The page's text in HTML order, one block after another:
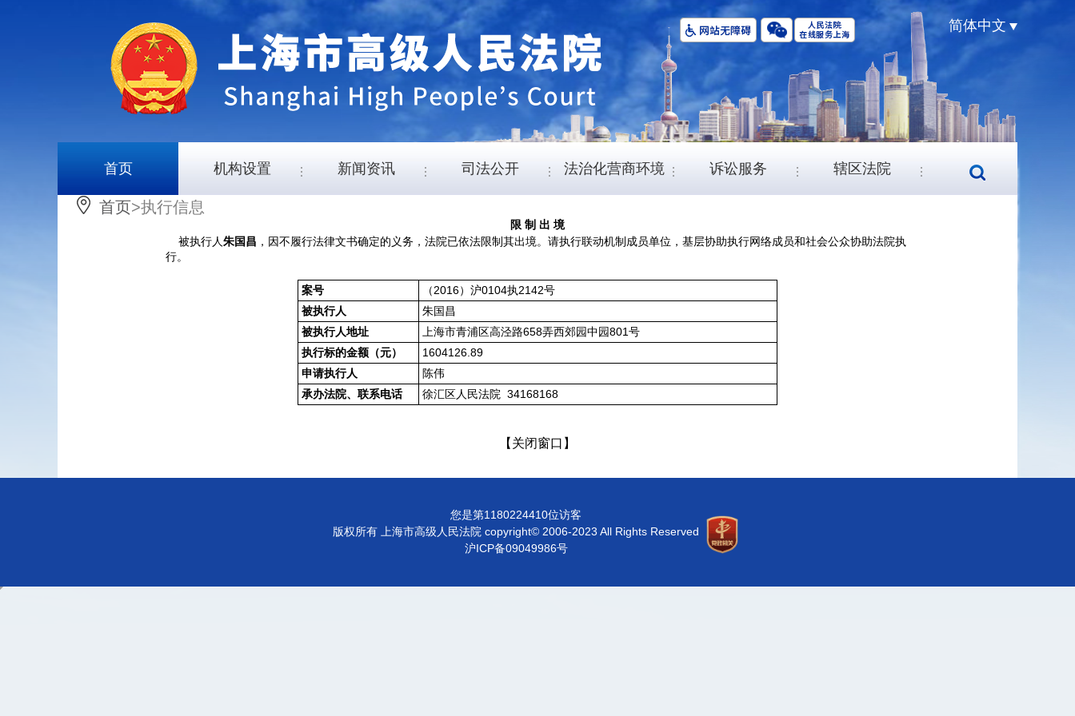
简体中文
首页 机构设置 新闻资讯 司法公开 法治化营商环境 诉讼服务 辖区法院
首页>执行信息
限 制 出 境
被执行人 朱国昌 ，因不履行法律文书确定的义务，法院已依法限制其出境。请执行联动机制成员单位，基层协助执行网络成员和社会公众协助法院执
行。
案号 （2016）沪0104执2142号
被执行人 朱国昌
被执行人地址 上海市青浦区高泾路658弄西郊园中园801号
执行标的金额（元） 1604126.89
申请执行人 陈伟
承办法院、联系电话 徐汇区人民法院 34168168
【关闭窗口】
您是第1180224410位访客
版权所有 上海市高级人民法院 copyright© 2006-2023 All Rights Reserved
沪ICP备09049986号